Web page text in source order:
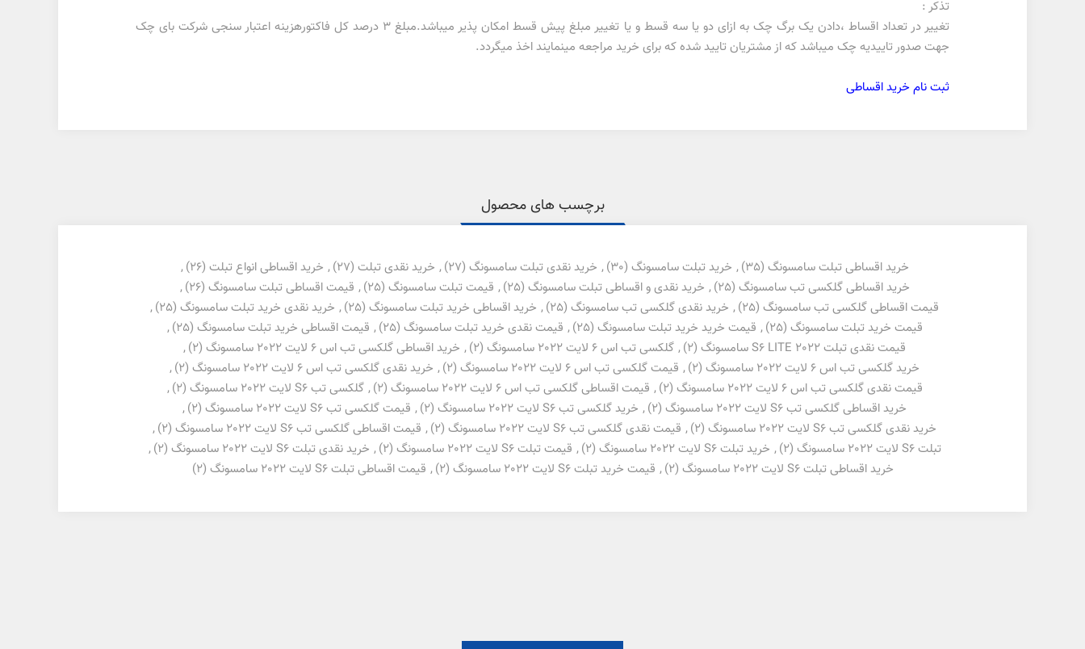
تذکر :
تغییر در تعداد اقساط ،دادن یک برگ چک به ازای دو یا سه قسط و یا تغییر مبلغ پیش قسط امکان پذیر میباشد.مبلغ 3 درصد کل فاکتورهزینه اعتبار سنجی شرکت بای چک
جهت صدور تاییدیه چک میباشد که از مشتریان تایید شده که برای خرید مراجعه مینمایند اخذ میگردد.
ثبت نام خرید اقساطی
برچسب های محصول
خرید اقساطی تبلت سامسونگ (35)
, خرید تبلت سامسونگ (30)
, خرید نقدی تبلت سامسونگ (27)
, خرید نقدی تبلت (27)
, خرید اقساطی انواع تبلت (26)
,
خرید اقساطی گلکسی تب سامسونگ (25)
, خرید نقدی و اقساطی تبلت سامسونگ (25)
, قیمت تبلت سامسونگ (25)
, قیمت اقساطی تبلت سامسونگ (26)
,
قیمت اقساطی گلکسی تب سامسونگ (25)
, خرید نقدی گلکسی تب سامسونگ (25)
, خرید اقساطی خرید تبلت سامسونگ (25)
, خرید نقدی خرید تبلت سامسونگ (25)
,
قیمت خرید تبلت سامسونگ (25)
, قیمت خرید خرید تبلت سامسونگ (25)
, قیمت نقدی خرید تبلت سامسونگ (25)
, قیمت اقساطی خرید تبلت سامسونگ (25)
,
قیمت نقدی تبلت S6 LITE 2022 سامسونگ
(2)
, گلکسی تب اس 6 لایت 2022 سامسونگ (2)
, خرید اقساطی گلکسی تب اس 6 لایت 2022 سامسونگ (2)
,
خرید گلکسی تب اس 6 لایت 2022 سامسونگ
(2)
, قیمت گلکسی تب اس 6 لایت 2022 سامسونگ (2)
, خرید نقدی گلکسی تب اس 6 لایت 2022 سامسونگ (2)
,
قیمت نقدی گلکسی تب اس 6 لایت 2022 سامسونگ
(2)
, قیمت اقساطی گلکسی تب اس 6 لایت 2022 سامسونگ (2)
, گلکسی تب S6 لایت 2022 سامسونگ (2)
,
خرید اقساطی گلکسی تب S6 لایت 2022 سامسونگ
(2)
, خرید گلکسی تب S6 لایت 2022 سامسونگ (2)
, قیمت گلکسی تب S6 لایت 2022 سامسونگ (2)
,
خرید نقدی گلکسی تب S6 لایت 2022 سامسونگ
(2)
, قیمت نقدی گلکسی تب S6 لایت 2022 سامسونگ (2)
, قیمت اقساطی گلکسی تب S6 لایت 2022 سامسونگ (2)
,
تبلت S6 لایت 2022 سامسونگ
(2)
, خرید تبلت S6 لایت 2022 سامسونگ (2)
, قیمت تبلت S6 لایت 2022 سامسونگ (2)
, خرید نقدی تبلت S6 لایت 2022 سامسونگ (2)
,
خرید اقساطی تبلت S6 لایت 2022 سامسونگ
(2)
, قیمت خرید تبلت S6 لایت 2022 سامسونگ (2)
, قیمت اقساطی تبلت S6 لایت 2022 سامسونگ (2)